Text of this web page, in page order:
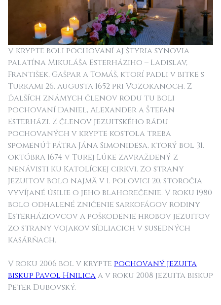
V krypte boli pochovaní aj štyria synovia
palatína Mikuláša Esterháziho – Ladislav,
František, Gašpar a Tomáš, ktorí padli v bitke s
Turkami 26. augusta 1652 pri Vozokanoch. Z
ďalších známych členov rodu tu boli
pochovaní Daniel, Alexander a Štefan
Esterházi. Z členov jezuitského rádu
pochovaných v krypte kostola treba
spomenúť pátra Jána Simonidesa, ktorý bol 31.
októbra 1674 v Turej Lúke zavraždený z
nenávisti ku Katolíckej cirkvi. Zo strany
jezuitov bolo najmä v 1. polovici 20. storočia
vyvíjané úsilie o jeho blahorečenie. V roku 1980
bolo odhalené zničenie sarkofágov rodiny
Esterháziovcov a poškodenie hrobov jezuitov
zo strany vojakov sídliacich v susedných
kasárňach.
V roku 2006 bol v krypte pochovaný jezuita
biskup Pavol Hnilicaa v roku 2008 jezuita biskup
Peter Dubovský.